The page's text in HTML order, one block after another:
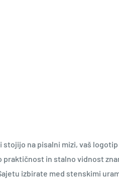
stojijo na pisalni mizi, vaš logotip
praktičnost in stalno vidnost
izbirate med stenskimi